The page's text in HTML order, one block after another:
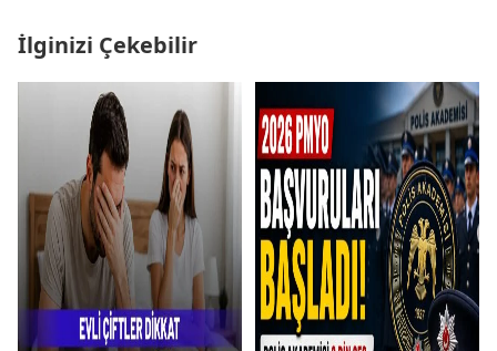
İlginizi Çekebilir